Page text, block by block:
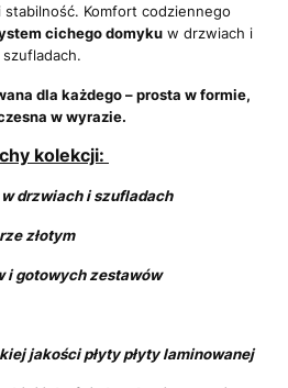
stabilność. Komfort codziennego
cichego domyku w drzwiach i
szufladach.
dla każdego – prosta w formie,
w wyrazie.
kolekcji:
drzwiach i szufladach
złotym
i gotowych zestawów
jakości płytypłyty laminowanej